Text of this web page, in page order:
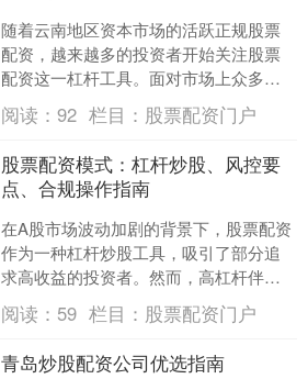
随着云南地区资本市场的活跃正规股票
配资，越来越多的投资者开始关注股票
配资这一杠杆工具。面对市场上众多的
配资公司，如何选择正规可靠的平台成
为投资者关心的核心问题。....
阅读：92 栏目： 股票配资门户
股票配资模式：杠杆炒股、风控要
点、合规操作指南
在A股市场波动加剧的背景下，股票配资
作为一种杠杆炒股工具，吸引了部分追
求高收益的投资者。然而，高杠杆伴随
高风险股票配资门户，如何科学运用配
资、有效控制风险并确保....
阅读： 59 栏目： 股票配资门户
青岛炒股配资公司优选指南